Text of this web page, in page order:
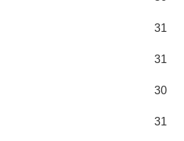
31
31
30
31